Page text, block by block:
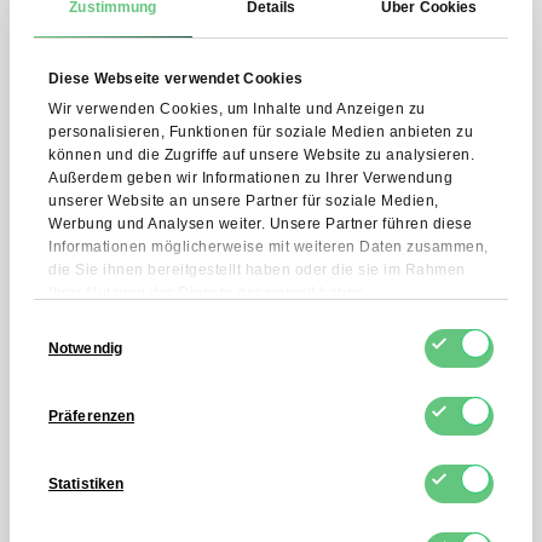
Zustimmung Details Über Cookies
Diese Webseite verwendet Cookies
Wir verwenden Cookies, um Inhalte und Anzeigen zu
personalisieren, Funktionen für soziale Medien anbieten zu
können und die Zugriffe auf unsere Website zu analysieren.
Außerdem geben wir Informationen zu Ihrer Verwendung
unserer Website an unsere Partner für soziale Medien,
Werbung und Analysen weiter. Unsere Partner führen diese
Informationen möglicherweise mit weiteren Daten zusammen,
die Sie ihnen bereitgestellt haben oder die sie im Rahmen
Notwendig
Präferenzen
Statistiken
Die Verwendung von
Colostrum
Colostrum, sowohl in Pulver- als auch in
Kapselform, wird häufig zur täglichen
Nahrungsergänzung verwendet. Am häufigsten
wird es verwendet, um:
verbessern,
● Unterstützung der Verdauungsprozesse und